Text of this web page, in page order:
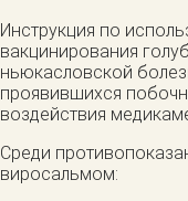
Инструкция по
вакцинирования
ньюкасловской
проявившихся
воздействия
Среди
виросальмом: